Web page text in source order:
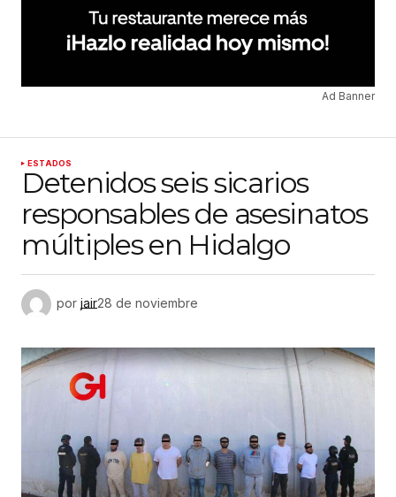
Ad Banner
ESTADOS
Detenidos seis sicarios
responsables de asesinatos
múltiples en Hidalgo
por jair28 de noviembre